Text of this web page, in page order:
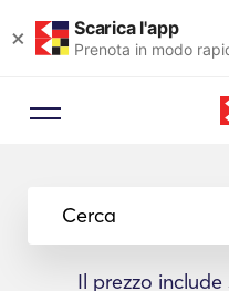
× Scarica l'app
Prenota in modo
Cerca
Il prezzo